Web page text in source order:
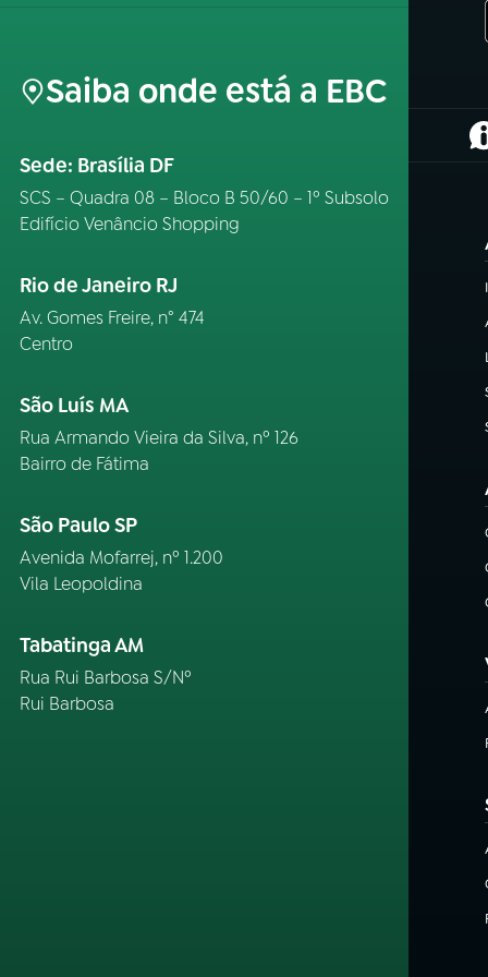
Saiba onde está a EBC
Sede: Brasília DF
SCS – Quadra 08 – Bloco B 50/60 – 1º Subsolo
Edifício Venâncio Shopping
Rio de Janeiro RJ
Av. Gomes Freire, n° 474
Centro
São Luís MA
Rua Armando Vieira da Silva, nº 126
Bairro de Fátima
São Paulo SP
Avenida Mofarrej, nº 1.200
Vila Leopoldina
Tabatinga AM
Rua Rui Barbosa S/Nº
Rui Barbosa